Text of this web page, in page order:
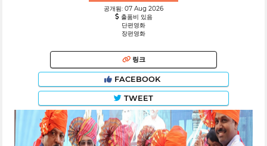
공개됨: 07 Aug 2026
출품비 있음
단편영화
장편영화
링크
FACEBOOK
TWEET